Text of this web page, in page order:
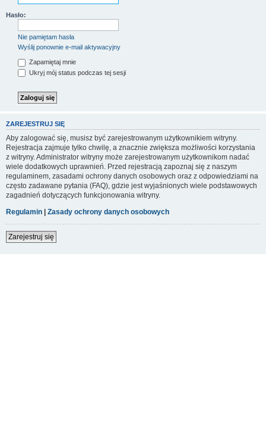
Hasło:
Nie pamiętam hasła
Wyślij ponownie e-mail aktywacyjny
Zapamiętaj mnie
Ukryj mój status podczas tej sesji
ZAREJESTRUJ SIĘ
Aby zalogować się, musisz być zarejestrowanym użytkownikiem witryny.
Rejestracja zajmuje tylko chwilę, a znacznie zwiększa możliwości korzystania
z witryny. Administrator witryny może zarejestrowanym użytkownikom nadać
wiele dodatkowych uprawnień. Przed rejestracją zapoznaj się z naszym
regulaminem, zasadami ochrony danych osobowych oraz z odpowiedziami na
często zadawane pytania (FAQ), gdzie jest wyjaśnionych wiele podstawowych
zagadnień dotyczących funkcjonowania witryny.
Regulamin | Zasady ochrony danych osobowych
Zarejestruj się